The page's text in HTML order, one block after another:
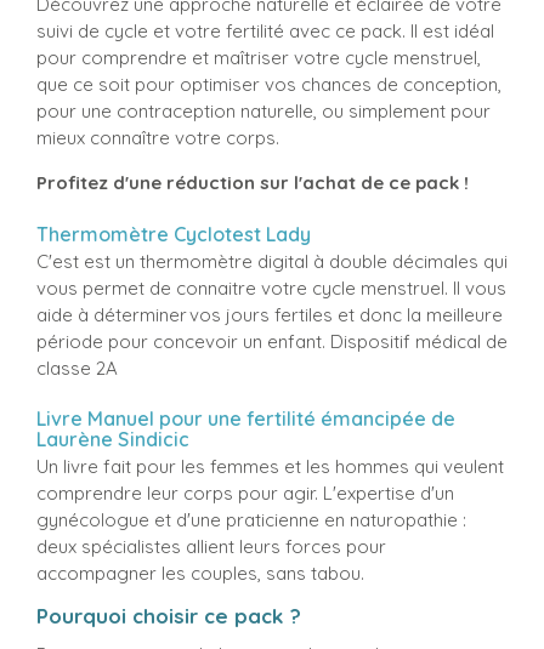
Découvrez une approche naturelle et éclairée de votre
suivi de cycle et votre fertilité avec ce pack. Il est idéal
pour comprendre et maîtriser votre cycle menstruel,
que ce soit pour optimiser vos chances de conception,
pour une contraception naturelle, ou simplement pour
mieux connaître votre corps.
Profitez d'une réduction sur l'achat de ce pack !
Thermomètre Cyclotest Lady
C'est est un thermomètre digital à double décimales qui
vous permet de connaitre votre cycle menstruel. Il vous
aide à déterminer vos jours fertiles et donc la meilleure
période pour concevoir un enfant. Dispositif médical de
classe 2A
Livre Manuel pour une fertilité émancipée de
Laurène Sindicic
Un livre fait pour les femmes et les hommes qui veulent
comprendre leur corps pour agir. L'expertise d'un
gynécologue et d'une praticienne en naturopathie :
deux spécialistes allient leurs forces pour
accompagner les couples, sans tabou.
Pourquoi choisir ce pack ?